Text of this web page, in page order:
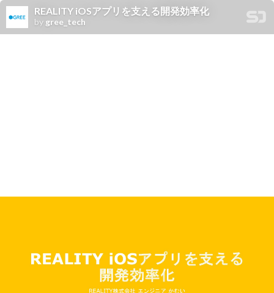
REALITY iOSアプリを支える開発効率化
by gree_tech